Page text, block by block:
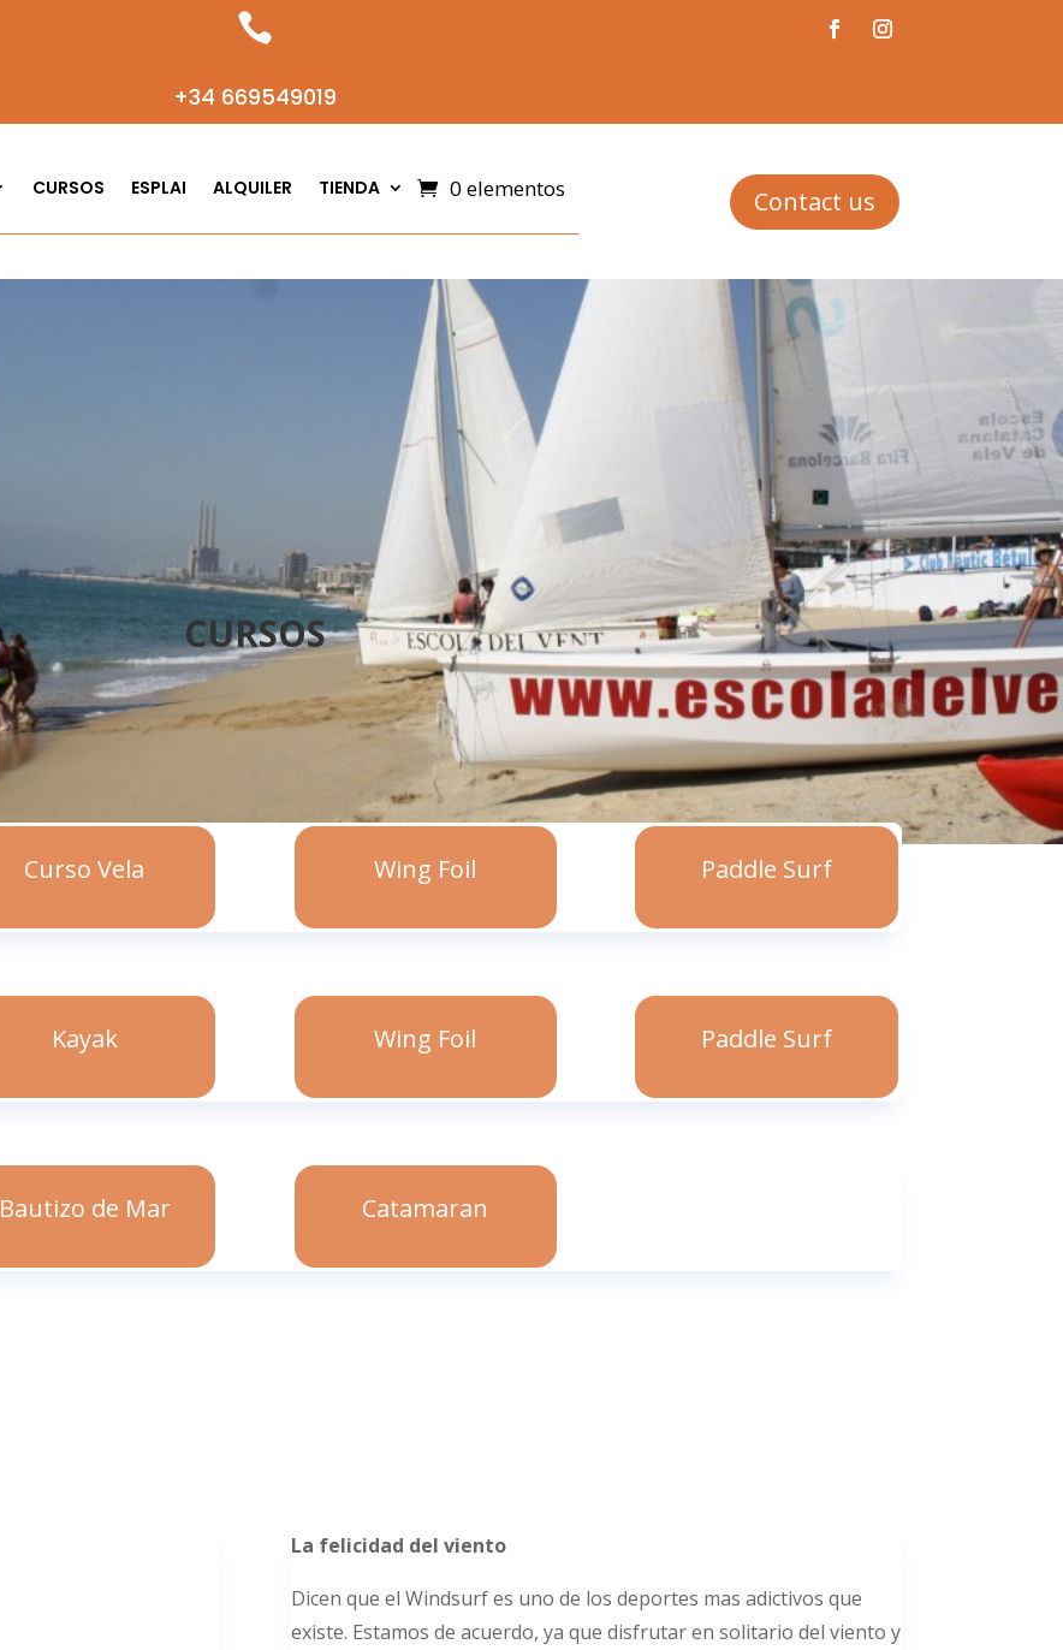

+34 669549019
CURSOS ESPLAI ALQUILER TIENDA 0 elementos Contact us
CURSOS
Curso Vela Wing Foil Paddle Surf
Kayak Wing Foil Paddle Surf
Bautizo de Mar Catamaran
La felicidad del viento
Dicen que el Windsurf es uno de los deportes mas adictivos que
existe. Estamos de acuerdo, ya que disfrutar en solitario del viento y